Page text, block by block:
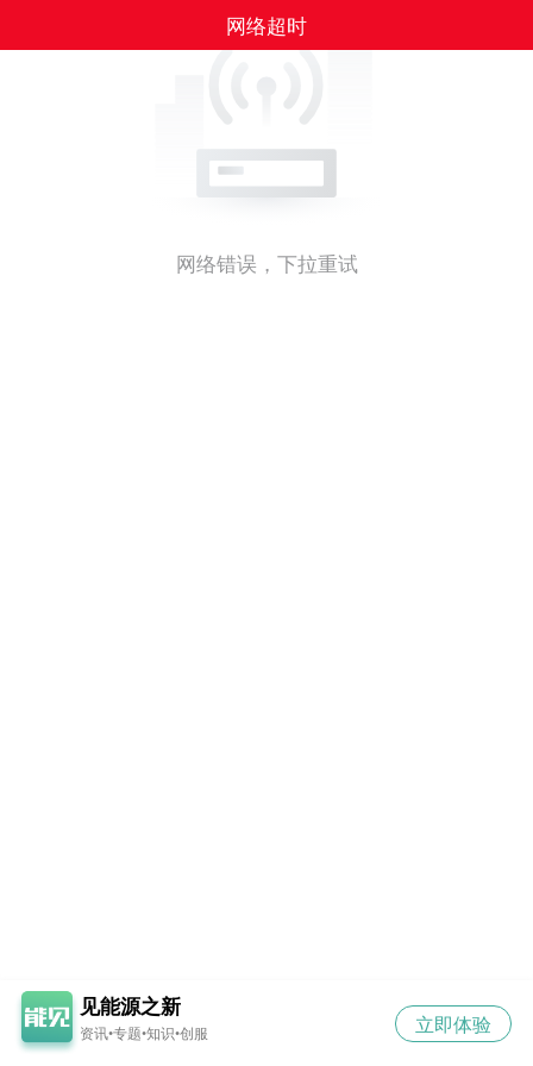
网络错误，下拉重试
见能源之新
资讯•专题•知识•创服 立即体验
网络超时